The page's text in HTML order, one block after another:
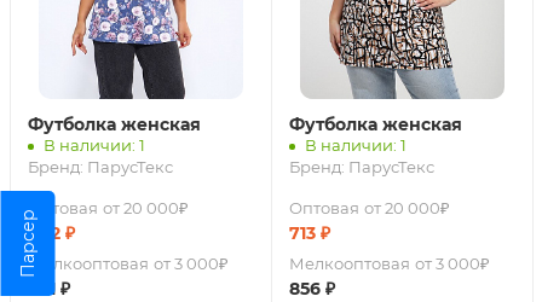
Футболка женская
В наличии: 1
Бренд: ПарусТекс
Оптовая от 20 000₽
642 ₽
Мелкооптовая от 3 000₽
771 ₽
Футболка женская
В наличии: 1
Бренд: ПарусТекс
Оптовая от 20 000₽
713 ₽
Мелкооптовая от 3 000₽
856 ₽
Парсер